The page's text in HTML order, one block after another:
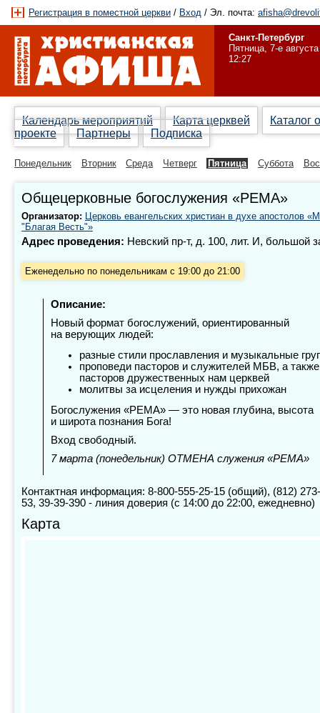
Регистрация в поместной церкви / Вход / Эл. почта:
Санкт-Петербург
Пятница, 7-е августа
12:27
Календарь мероприятий Карта церквей
Каталог
проекте
Партнеры Подписка
Понедельник Вторник Среда Четверг Пятница Суббота
Общецерковные богослужения «РЕМА»
Организатор: Церковь евангельских христиан в духе апостолов
"Благая Весть"»
Адрес проведения: Невский пр-т, д. 100, лит. И, большой
Еженедельно по понедельникам с 19:00 до 21:00
Описание:
Новый формат богослужений, ориентированный
на верующих людей:
разные стили прославления и музыкальные
проповеди пасторов и служителей МБВ, а также
пасторов дружественных нам церквей
молитвы за исцеления и нужды прихожан
Богослужения «РЕМА» — это новая глубина, высота
и широта познания Бога!
Вход свободный.
7 марта (понедельник) ОТМЕНА служения «РЕМА»
Контактная информация: 8-800-555-25-15 (общий), (812)
53, 39-39-390 - линия доверия (с 14:00 до 22:00, ежедневно)
Карта